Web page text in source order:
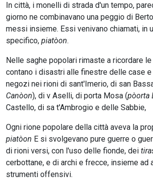
In città, i monelli di strada d'un tempo,
giorno ne combinavano una peggio di
messi insieme. Essi venivano chiamati, in
specifico, piatòon.
Nelle saghe popolari rimaste a ricordare
contano i disastri alle finestre delle case
negozi nei rioni di sant'Imerio, di san
Canòon), di v Aselli, di porta Mosa (pòorta
Castello, di sa t'Ambrogio e delle Sabbie,
Ogni rione popolare della città aveva la
piatòon E si svolgevano pure guerre o
di rioni versi, con l'uso delle fionde, dei
cerbottane, e di archi e frecce, insieme ad
strumenti offensivi.